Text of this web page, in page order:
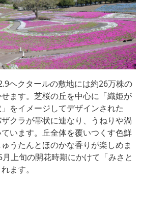
ヘクタールの敷地には約26万株の
ます。芝桜の丘を中心に「織姫が
をイメージしてデザインされた
クラが帯状に連なり、うねりや渦
います。丘全体を覆いつくす色鮮
うたんとほのかな香りが楽しめま
上旬の開花時期にかけて「みさと
ます。